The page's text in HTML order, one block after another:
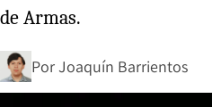
de Armas.
PorJoaquín Barrientos